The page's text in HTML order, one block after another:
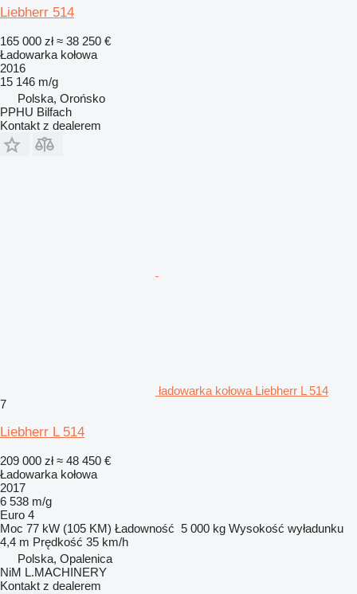
Liebherr 514
165 000 zł ≈ 38 250 €
Ładowarka kołowa
2016
15 146 m/g
Polska, Orońsko
PPHU Bilfach
Kontakt z dealerem
ładowarka kołowa Liebherr L 514
7
Liebherr L 514
209 000 zł ≈ 48 450 €
Ładowarka kołowa
2017
6 538 m/g
Euro 4
Moc 77 kW (105 KM) Ładowność 5 000 kg Wysokość wyładunku
4,4 m Prędkość 35 km/h
Polska, Opalenica
NiM L.MACHINERY
Kontakt z dealerem